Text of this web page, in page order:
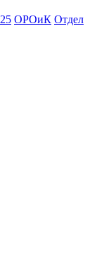
ОРОиК Отдел